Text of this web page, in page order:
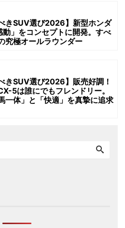
きSUV選び2026】新型ホンダ
」をコンセプトに開発。すべ
究極オールラウンダー
きSUV選び2026】販売好調！
5は誰にでもフレンドリー。
一体」と「快適」を真摯に追求